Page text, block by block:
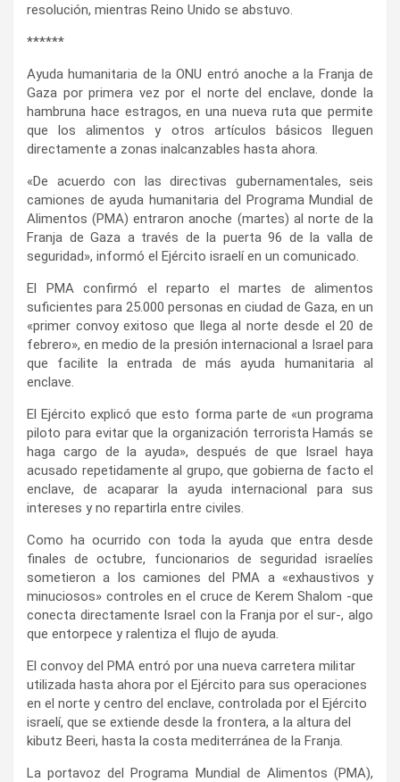
resolución, mientras Reino Unido se abstuvo.
******
Ayuda humanitaria de la ONU entró anoche a la Franja de
Gaza por primera vez por el norte del enclave, donde la
hambruna hace estragos, en una nueva ruta que permite
que los alimentos y otros artículos básicos lleguen
directamente a zonas inalcanzables hasta ahora.
«De acuerdo con las directivas gubernamentales, seis
camiones de ayuda humanitaria del Programa Mundial de
Alimentos (PMA) entraron anoche (martes) al norte de la
Franja de Gaza a través de la puerta 96 de la valla de
seguridad», informó el Ejército israelí en un comunicado.
El PMA confirmó el reparto el martes de alimentos
suficientes para 25.000 personas en ciudad de Gaza, en un
«primer convoy exitoso que llega al norte desde el 20 de
febrero», en medio de la presión internacional a Israel para
que facilite la entrada de más ayuda humanitaria al
enclave.
El Ejército explicó que esto forma parte de «un programa
piloto para evitar que la organización terrorista Hamás se
haga cargo de la ayuda», después de que Israel haya
acusado repetidamente al grupo, que gobierna de facto el
enclave, de acaparar la ayuda internacional para sus
intereses y no repartirla entre civiles.
Como ha ocurrido con toda la ayuda que entra desde
finales de octubre, funcionarios de seguridad israelíes
sometieron a los camiones del PMA a «exhaustivos y
minuciosos» controles en el cruce de Kerem Shalom -que
conecta directamente Israel con la Franja por el sur-, algo
que entorpece y ralentiza el flujo de ayuda.
El convoy del PMA entró por una nueva carretera militar
utilizada hasta ahora por el Ejército para sus operaciones
en el norte y centro del enclave, controlada por el Ejército
israelí, que se extiende desde la frontera, a la altura del
kibutz Beeri, hasta la costa mediterránea de la Franja.
La portavoz del Programa Mundial de Alimentos (PMA),